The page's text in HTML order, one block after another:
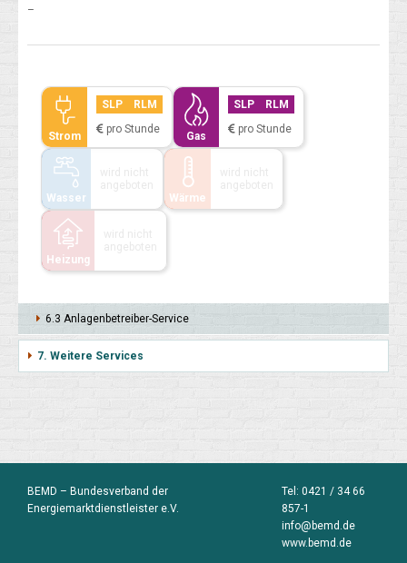
–
Strom
SLP
RLM
pro Stunde
Gas
SLP
RLM
pro Stunde
Wasser
Wärme
Heizung
6.3 Anlagen­betrei­ber-Service
7. Weitere Services
BEMD – Bundesverband der
Energiemarktdienstleister e.V.
Tel: 0421 / 34 66
857-1
info@bemd.de
www.bemd.de